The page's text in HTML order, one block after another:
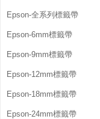
Epson-全系列標籤帶
Epson-6mm標籤帶
Epson-9mm標籤帶
Epson-12mm標籤帶
Epson-18mm標籤帶
Epson-24mm標籤帶